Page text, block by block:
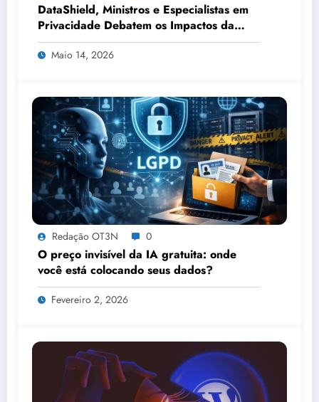
DataShield, Ministros e Especialistas em
Privacidade Debatem os Impactos da
Tecnologia, IA e Proteção de Dados no
Congresso de Direito Digital da OAB
Maio 14, 2026
Redação OT3N 0
O preço invisível da IA gratuita: onde
você está colocando seus dados?
Fevereiro 2, 2026